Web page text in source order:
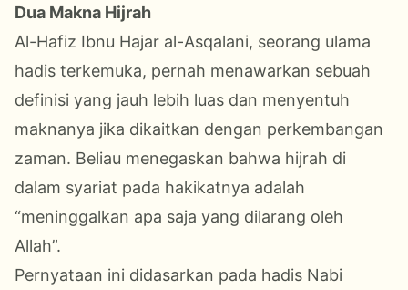
Dua Makna Hijrah
Al-Hafiz Ibnu Hajar al-Asqalani, seorang ulama
hadis terkemuka, pernah menawarkan sebuah
definisi yang jauh lebih luas dan menyentuh
maknanya jika dikaitkan dengan perkembangan
zaman. Beliau menegaskan bahwa hijrah di
dalam syariat pada hakikatnya adalah
“meninggalkan apa saja yang dilarang oleh
Allah”.
Pernyataan ini didasarkan pada hadis Nabi